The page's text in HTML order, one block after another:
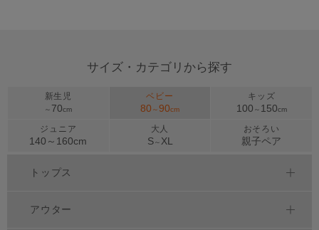
サイズ・カテゴリから探す
新生児
～ 70cm
ベビー
80 ～90cm
キッズ
100 ～ 150cm
ジュニア
140～ 160cm
大人
S～ XL
おそろい
親子ペア
トップス
アウター